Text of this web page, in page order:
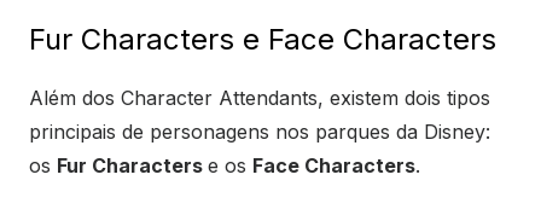
Fur Characters e Face Characters
Além dos Character Attendants, existem dois tipos
principais de personagens nos parques da Disney:
os Fur Characters e os Face Characters.